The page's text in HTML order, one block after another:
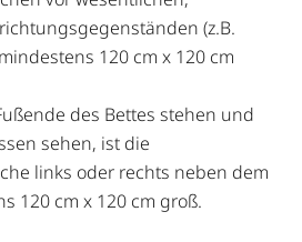
(z.B.
120 cm x 120 cm
des Bettes stehen und
sehen, ist die
links oder rechts neben dem
120 cm x 120 cm groß.